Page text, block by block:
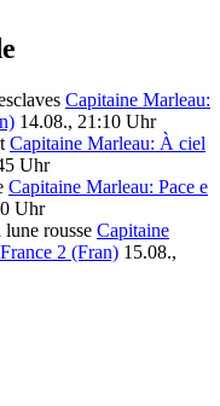
Capitaine Marleau:
14.08., 21:10 Uhr
Capitaine Marleau: À ciel
Uhr
Capitaine Marleau: Pace e
Uhr
Capitaine
France 2 (Fran) 15.08.,